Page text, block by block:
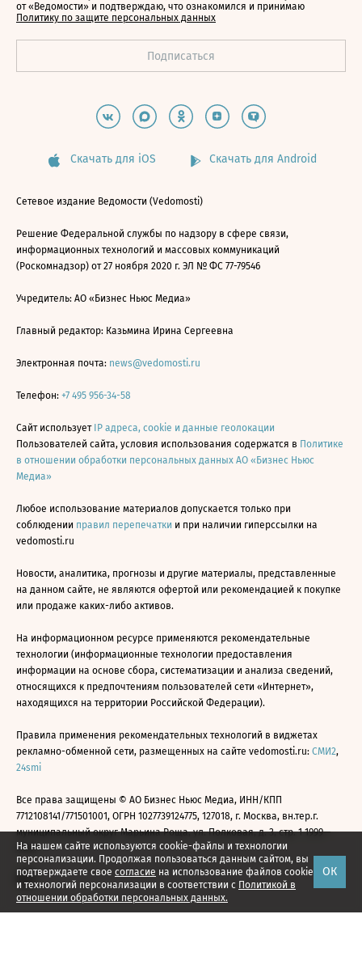
На нашем сайте используются cookie-файлы и технологии
персонализации. Продолжая пользоваться данным сайтом, вы
подтверждаете свое согласие на использование файлов cookie
и технологий персонализации в соответствии с Политикой в
отношении обработки персональных данных.
ОК
от «Ведомости» и подтверждаю, что ознакомился и принимаю
Политику по защите персональных данных
Скачать для iOS Скачать для Android
Сетевое издание Ведомости (Vedomosti)
Решение Федеральной службы по надзору в сфере связи,
информационных технологий и массовых коммуникаций
(Роскомнадзор) от 27 ноября 2020 г. ЭЛ № ФС 77-79546
Учредитель: АО «Бизнес Ньюс Медиа»
Главный редактор: Казьмина Ирина Сергеевна
Электронная почта: news@vedomosti.ru
Телефон: +7 495 956-34-58
Сайт использует IP адреса, cookie и данные геолокации
Пользователей сайта, условия использования содержатся в Политике
в отношении обработки персональных данных АО «Бизнес Ньюс
Медиа»
Любое использование материалов допускается только при
соблюдении правил перепечатки и при наличии гиперссылки на
vedomosti.ru
Новости, аналитика, прогнозы и другие материалы, представленные
на данном сайте, не являются офертой или рекомендацией к покупке
или продаже каких-либо активов.
На информационном ресурсе применяются рекомендательные
технологии (информационные технологии предоставления
информации на основе сбора, систематизации и анализа сведений,
относящихся к предпочтениям пользователей сети «Интернет»,
находящихся на территории Российской Федерации).
Правила применения рекомендательных технологий в виджетах
рекламно-обменной сети, размещенных на сайте vedomosti.ru: СМИ2,
24smi
Все права защищены © АО Бизнес Ньюс Медиа, ИНН/КПП
7712108141/771501001, ОГРН 1027739124775, 127018, г. Москва, вн.тер.г.
муниципальный округ Марьина Роща, ул. Полковая, д. 3, стр. 1 1999—
2026